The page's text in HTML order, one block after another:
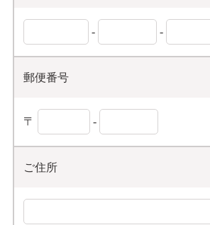
- -
郵便番号
〒 -
ご住所